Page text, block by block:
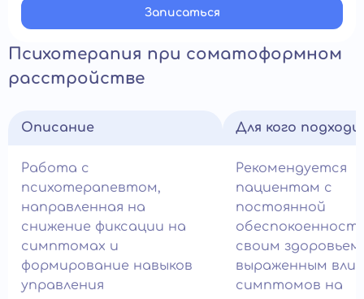
Записатьcя
Психотерапия при соматоформном
расстройстве
Описание
Работа с
психотерапевтом,
направленная на
снижение фиксации на
симптомах и
формирование навыков
управления
Для кого
Рекомендуется
пациентам с
постоянной
своим здоровьем
выраженным
симптомов на